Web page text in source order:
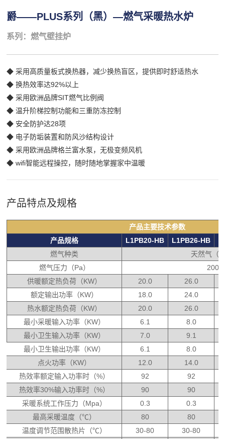
爵——PLUS系列（黑）—燃气采暖热水炉
系列：燃气壁挂炉
◆ 采用高质量板式换热器，减少换热盲区，提供即时舒适热水
◆ 换热效率达92%以上
◆ 采用欧洲品牌SIT燃气比例阀
◆ 温升阶梯控制功能和三重防冻控制
◆ 安全防护达28项
◆ 电子防垢装置和防风沙结构设计
◆ 采用欧洲品牌格兰富水泵，无极变频风机
◆ wifi智能远程操控，随时随地掌握家中温暖
产品特点及规格
产品主要技术参数
产品规格
L1PB20-HB L1PB26-HB
燃气种类
天然气（
燃气压力（Pa）
2000
供暖额定热负荷（KW）
20.0
26.0
额定输出功率（KW）
18.0
24.0
热水额定热负荷（KW）
20.0
26.0
最小采暖输入功率（KW）
6.1
8.0
最小卫生输入功率（KW）
7.0
9.1
最小卫生输出功率（KW）
6.1
8.0
点火功率（KW）
12.0
14.0
热效率额定输入功率时（%）
92
92
热效率30%输入功率时（%）
90
90
采暖系统工作压力（Mpa）
0.3
0.3
最高采暖温度（℃）
80
80
温度调节范围散热片（℃）
30-80
30-80